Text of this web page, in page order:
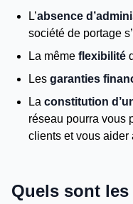
L’absence
société de portage
La même flexibilité
Les garanties
La constitution
réseau pourra vous
clients et vous aider
Quels sont